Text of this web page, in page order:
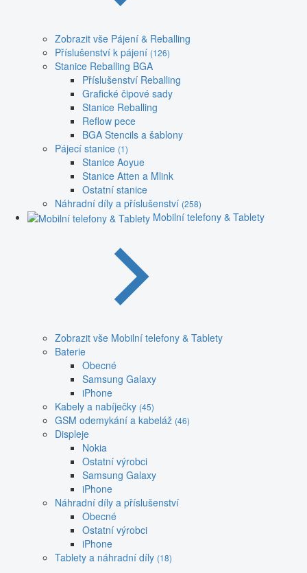
Zobrazit vše Pájení & Reballing
Příslušenství k pájení (126)
Stanice Reballing BGA
Příslušenství Reballing
Grafické čipové sady
Stanice Reballing
Reflow pece
BGA Stencils a šablony
Pájecí stanice (1)
Stanice Aoyue
Stanice Atten a Mlink
Ostatní stanice
Náhradní díly a příslušenství (258)
Mobilní telefony & Tablety
Zobrazit vše Mobilní telefony & Tablety
Baterie
Obecné
Samsung Galaxy
iPhone
Kabely a nabíječky (45)
GSM odemykání a kabeláž (46)
Displeje
Nokia
Ostatní výrobci
Samsung Galaxy
iPhone
Náhradní díly a příslušenství
Obecné
Ostatní výrobci
iPhone
Tablety a náhradní díly (18)